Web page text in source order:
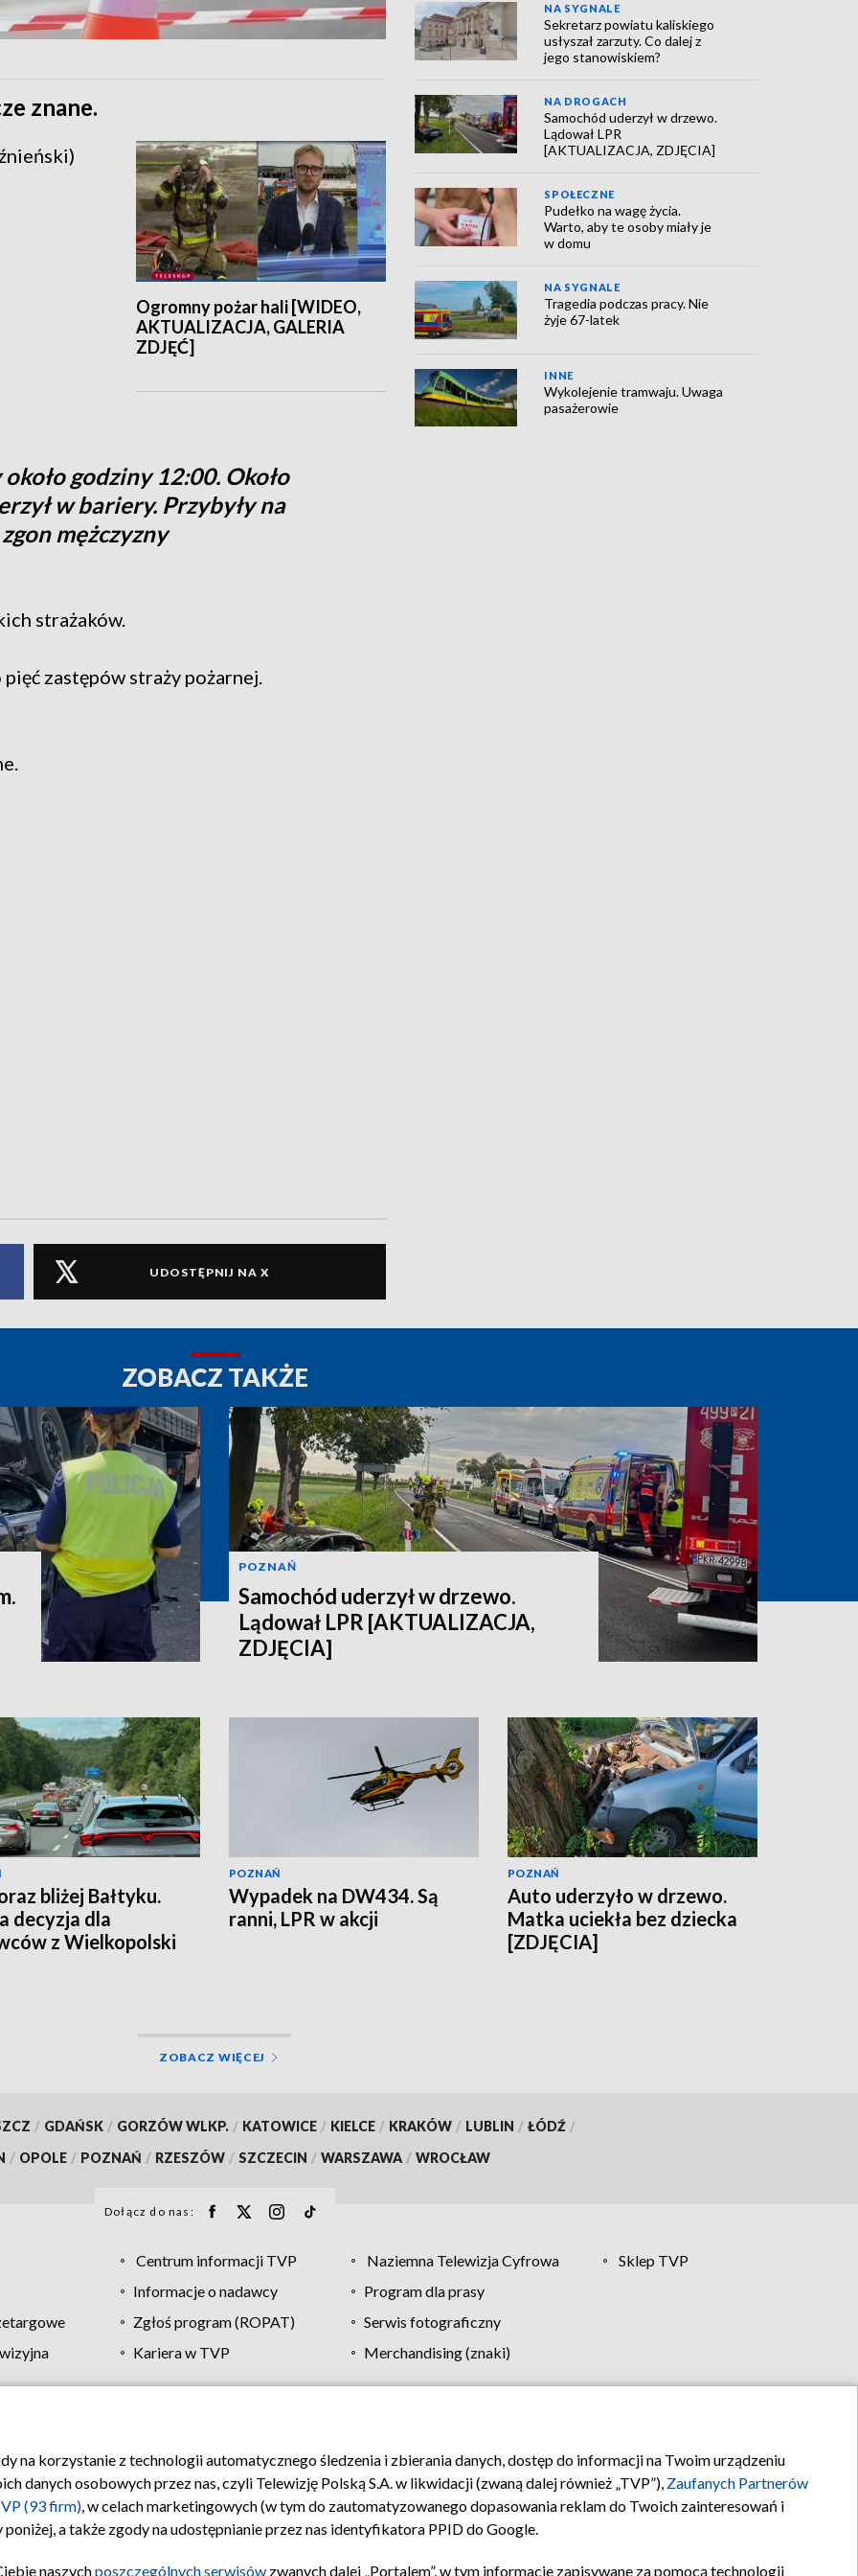
znane.
Ogromny pożar hali [WIDEO,
AKTUALIZACJA, GALERIA
ZDJĘĆ]
godziny 12:00. Około
w bariery. Przybyły na
mężczyzny
strażaków.
zastępów straży pożarnej.
UDOSTĘPNIJ NA X
NA SYGNALE
Sekretarz powiatu kaliskiego
usłyszał zarzuty. Co dalej z
jego stanowiskiem?
NA DROGACH
Samochód uderzył w drzewo.
Lądował LPR
[AKTUALIZACJA, ZDJĘCIA]
SPOŁECZNE
Pudełko na wagę życia.
Warto, aby te osoby miały je
w domu
NA SYGNALE
Tragedia podczas pracy. Nie
żyje 67-latek
INNE
Wykolejenie tramwaju. Uwaga
pasażerowie
ZOBACZ TAKŻE
POZNAŃ
Samochód uderzył w drzewo.
Lądował LPR [AKTUALIZACJA,
ZDJĘCIA]
bliżej Bałtyku.
decyzja dla
z Wielkopolski
POZNAŃ
Wypadek na DW434. Są
ranni, LPR w akcji
POZNAŃ
Auto uderzyło w drzewo.
Matka uciekła bez dziecka
[ZDJĘCIA]
ZOBACZ WIĘCEJ
/ GDAŃSK / GORZÓW WLKP. / KATOWICE / KIELCE / KRAKÓW / LUBLIN / ŁÓDŹ /
/ OPOLE / POZNAŃ / RZESZÓW / SZCZECIN / WARSZAWA / WROCŁAW
Dołącz do nas:
Centrum informacji TVP Naziemna Telewizja Cyfrowa
Sklep TVP
Informacje o nadawcy
Program dla prasy
Zgłoś program (ROPAT)
Serwis fotograficzny
Kariera w TVP
Merchandising (znaki)
Polityka prywatności Moje zgody Pomoc Biuro reklamy Kontakt
na korzystanie z technologii automatycznego śledzenia i zbierania danych, dostęp do informacji na Twoim urządzeniu
danych osobowych przez nas, czyli Telewizję Polską S.A. w likwidacji (zwaną dalej również „TVP”), Zaufanych Partnerów
(93 firm), w celach marketingowych (w tym do zautomatyzowanego dopasowania reklam do Twoich zainteresowań i
a także zgody na udostępnianie przez nas identyfikatora PPID do Google.
naszychposzczególnych serwisów zwanych dalej „Portalem”, w tym informacje zapisywane za pomocą technologii